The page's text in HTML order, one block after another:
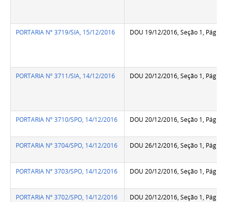
PORTARIA Nº 3719/SIA, 15/12/2016 DOU 19/12/2016, Seção 1,
PORTARIA Nº 3711/SIA, 14/12/2016 DOU 20/12/2016, Seção 1, Pág.70
PORTARIA Nº 3710/SPO, 14/12/2016 DOU 20/12/2016, Seção 1, Pág.70
PORTARIA Nº 3704/SPO, 14/12/2016 DOU 26/12/2016, Seção 1, Pág.86
PORTARIA Nº 3703/SPO, 14/12/2016 DOU 20/12/2016, Seção 1, Pág.70
PORTARIA Nº 3702/SPO, 14/12/2016 DOU 20/12/2016, Seção 1, Pág.70